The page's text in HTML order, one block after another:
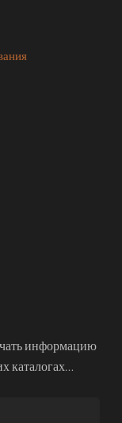
информацию
каталогах…